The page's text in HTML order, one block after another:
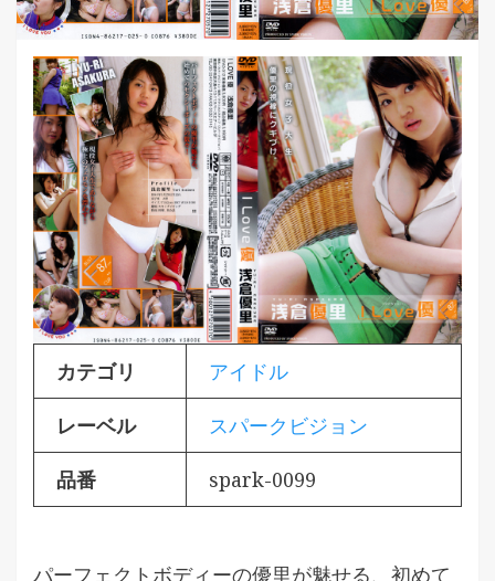
カテゴリ アイドル
レーベル スパークビジョン
品番 spark-0099
パーフェクトボディーの優里が魅せる、初めて